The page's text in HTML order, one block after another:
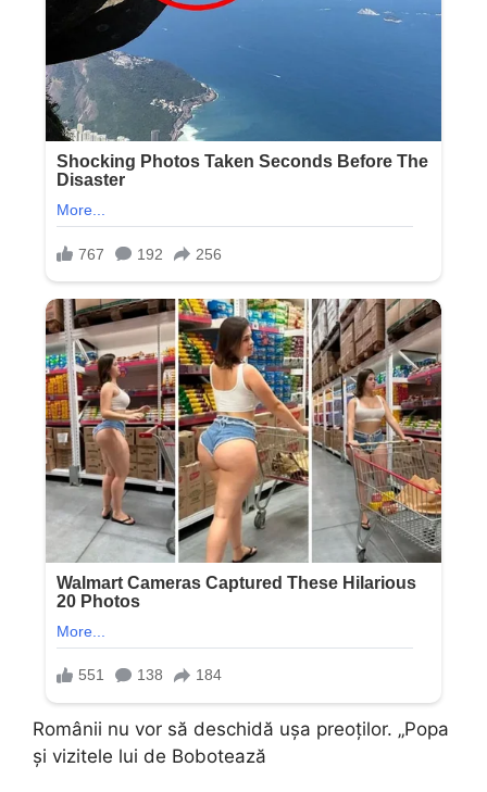
Românii nu vor să deschidă ușa preoților. „Popa
și vizitele lui de Bobotează